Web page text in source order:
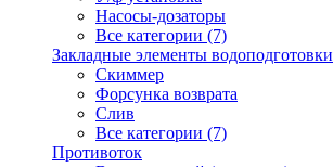
Насосы-дозаторы
Все категории (7)
Закладные элементы водоподготовки
Скиммер
Форсунка возврата
Слив
Все категории (7)
Противоток